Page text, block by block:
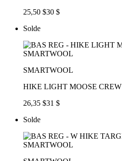
25,50 $30 $
Solde
SMARTWOOL
HIKE LIGHT MOOSE CREW
26,35 $31 $
Solde